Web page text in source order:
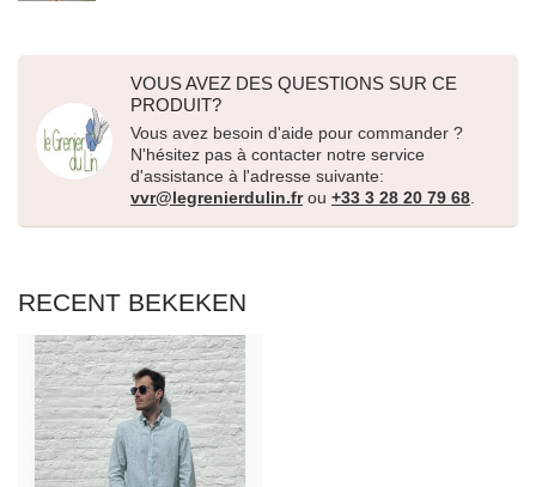
VOUS AVEZ DES QUESTIONS SUR CE
PRODUIT?
Vous avez besoin d'aide pour commander ?
N'hésitez pas à contacter notre service
d'assistance à l'adresse suivante:
vvr@legrenierdulin.frou +33 3 28 20 79 68.
RECENT BEKEKEN